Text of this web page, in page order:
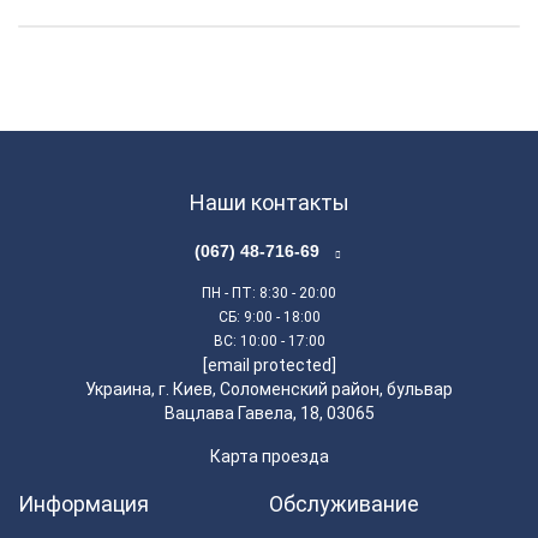
Наши контакты
(067) 48-716-69
ПН - ПТ: 8:30 - 20:00
СБ: 9:00 - 18:00
ВС: 10:00 - 17:00
[email protected]
Украина, г. Киев, Соломенский район, бульвар
Вацлава Гавела, 18, 03065
Карта проезда
Информация Обслуживание